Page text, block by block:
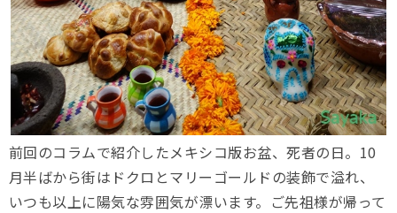
前回のコラムで紹介したメキシコ版お盆、死者の日。10
月半ばから街はドクロとマリーゴールドの装飾で溢れ、
いつも以上に陽気な雰囲気が漂います。ご先祖様が帰って